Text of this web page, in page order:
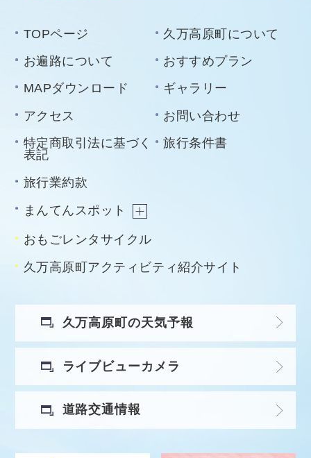
TOPページ
久万高原町について
お遍路について
おすすめプラン
MAPダウンロード
ギャラリー
アクセス
お問い合わせ
特定商取引法に基づく
表記
旅行条件書
旅行業約款
まんてんスポット
おもごレンタサイクル
久万高原町アクティビティ紹介サイト
久万高原町の天気予報
ライブビューカメラ
道路交通情報